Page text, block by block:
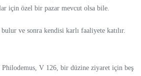
için özel bir pazar mevcut olsa bile.
ve sonra kendisi karlı faaliyete katılır.
V 126, bir düzine ziyaret için beş